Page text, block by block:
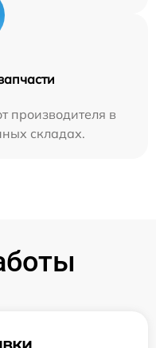
производителя в
складах.